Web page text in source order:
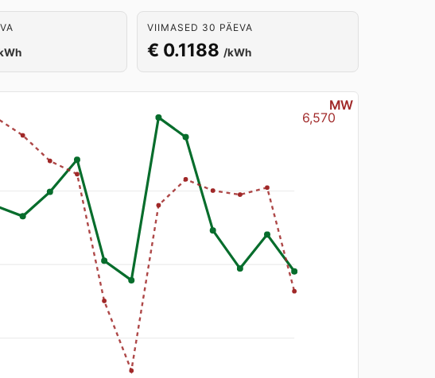
VIIMASED 30 PÄEVA
€ 0.1188 /kWh
6,570
MW